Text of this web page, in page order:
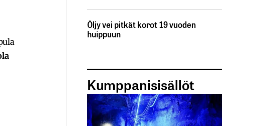
Öljy vei pitkät korot 19 vuoden
huippuun
Kumppanisisällöt